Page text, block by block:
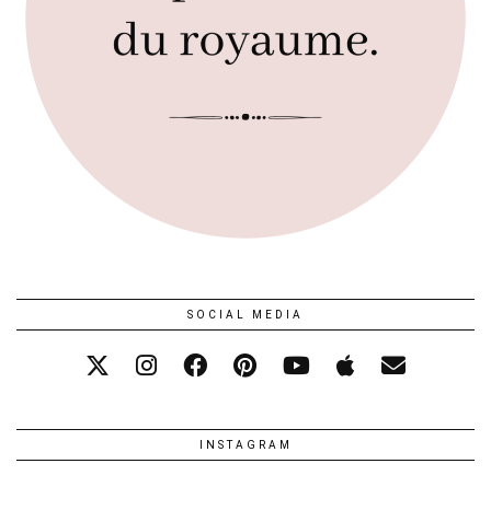
SOCIAL MEDIA
INSTAGRAM